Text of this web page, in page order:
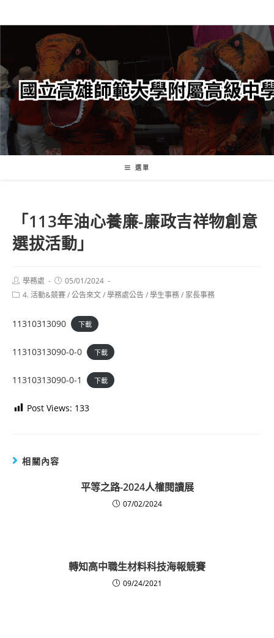
轉
要
內
容
選單
「113年油心養廉-廉政吉祥物創意
選拔活動」
Post
author:
學務處
Post
published:
05/01/2024
Post4. 活動&競賽/公告來文/學務處公告/學生事務/ 家長事務
11310313090 下載
11310313090-0-0 下載
11310313090-0-1 下載
Post Views: 133
相關內容
平等之路-2024人權閱讀展
07/02/2024
轉知高中職生材料科技海報競賽
09/24/2021